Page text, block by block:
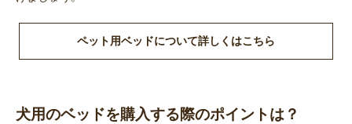
ペット用ベッドについて詳しくはこちら
犬用のベッドを購入する際のポイントは？